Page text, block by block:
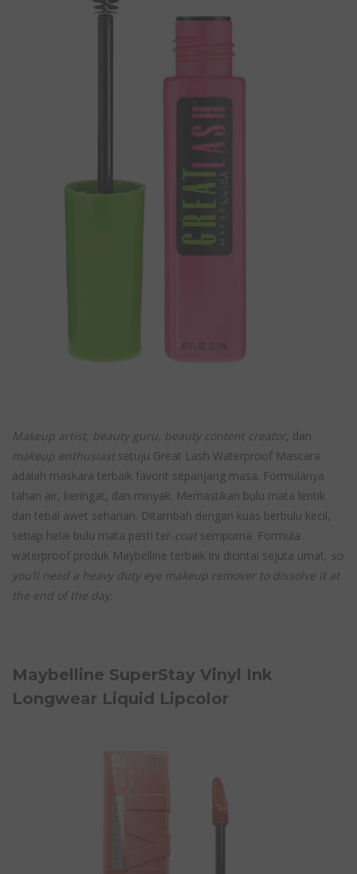
Makeup artist, beauty guru, beauty content creator, dan
makeup enthusiast setuju Great Lash Waterproof Mascara
adalah maskara terbaik favorit sepanjang masa. Formulanya
tahan air, keringat, dan minyak. Memastikan bulu mata lentik
dan tebal awet seharian. Ditambah dengan kuas berbulu kecil,
setiap helai bulu mata pasti ter-coat sempurna. Formula
waterproof produk Maybelline terbaik ini dicintai sejuta umat, so
you’ll need a heavy duty eye makeup remover to dissolve it at
the end of the day.
Maybelline SuperStay Vinyl Ink
Longwear Liquid Lipcolor